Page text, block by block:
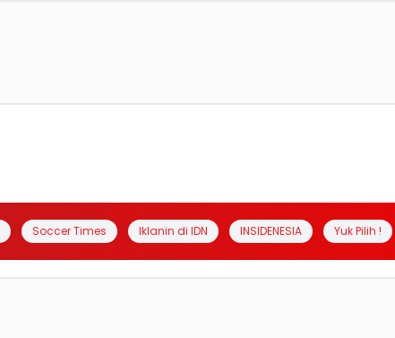
Soccer Times Iklanin di IDN INSIDENESIA Yuk Pilih !